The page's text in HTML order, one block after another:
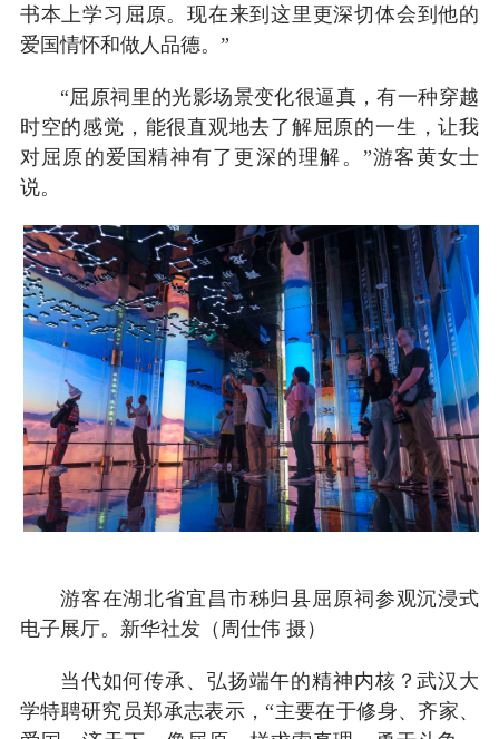
书本上学习屈原。现在来到这里更深切体会到他的
爱国情怀和做人品德。”
“屈原祠里的光影场景变化很逼真，有一种穿越
时空的感觉，能很直观地去了解屈原的一生，让我
对屈原的爱国精神有了更深的理解。”游客黄女士
说。
游客在湖北省宜昌市秭归县屈原祠参观沉浸式
电子展厅。新华社发（周仕伟 摄）
当代如何传承、弘扬端午的精神内核？武汉大
学特聘研究员郑承志表示，“主要在于修身、齐家、